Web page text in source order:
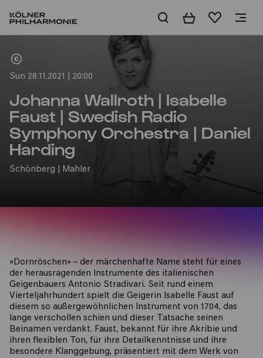
BasketWishlist
Sun 28.11.2021 | 20:00
Johanna Wallroth | Isabelle
Faust | Swedish Radio
Symphony Orchestra | Daniel
Harding
Schönberg | Mahler
»Dornröschen» – der märchenhafte Name steht für eines
der herausragenden Instrumente des italienischen
Geigenbauers Antonio Stradivari. Seit rund einem
Vierteljahrhundert spielt die Geigerin Isabelle Faust auf
diesem so außergewöhnlichen Instrument von 1704, das
lange verschollen schien und dieser Tatsache seinen
Beinamen verdankt. Faust, bekannt für ihre Akribie und
ihren flexiblen Ton, für ihre Detailkenntnisse und ihre
besondere Klanggebung, präsentiert mit dem Werk von